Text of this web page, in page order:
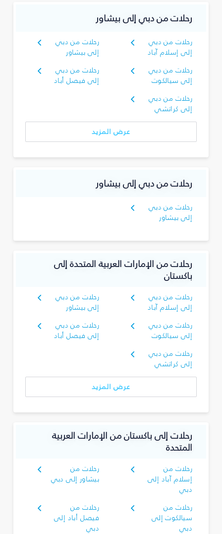
رحلات من دبي إلى بيشاور
رحلات من دبي
إلى إسلام آباد
رحلات من دبي
إلى بيشاور
رحلات من دبي
إلى سيالكوت
رحلات من دبي
إلى فيصل أباد
رحلات من دبي
إلى كراتشي
عرض المزيد
رحلات من دبي إلى بيشاور
رحلات من دبي
إلى بيشاور
رحلات من الإمارات العربية المتحدة إلى
باكستان
رحلات من دبي
إلى إسلام آباد
رحلات من دبي
إلى بيشاور
رحلات من دبي
إلى سيالكوت
رحلات من دبي
إلى فيصل أباد
رحلات من دبي
إلى كراتشي
عرض المزيد
رحلات إلى باكستان من الإمارات العربية
المتحدة
رحلات من
إسلام آباد إلى
دبي
رحلات من
بيشاور إلى دبي
رحلات من
سيالكوت إلى
دبي
رحلات من
فيصل أباد إلى
دبي